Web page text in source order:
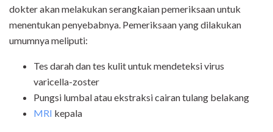
dokter akan melakukan serangkaian pemeriksaan untuk
menentukan penyebabnya. Pemeriksaan yang dilakukan
umumnya meliputi:
Tes darah dan tes kulit untuk mendeteksi virus
varicella-zoster
Pungsi lumbal atau ekstraksi cairan tulang belakang
MRI kepala